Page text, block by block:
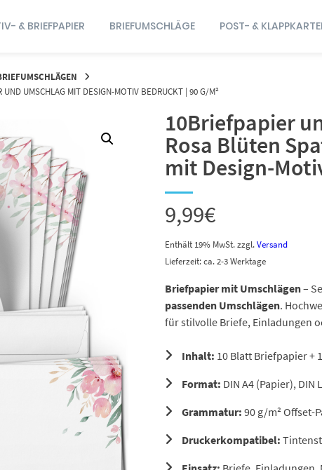
& BRIEFPAPIER BRIEFUMSCHLÄGE POST- &
UND UMSCHLAG MIT DESIGN-MOTIV BEDRUCKT | 90 G/M²
10Briefpapier
Rosa Blüten
mit Design-
9,99€
Enthält 19% MwSt.zzgl.Versand
Lieferzeit: ca. 2-3 Werktage
Briefpapier mit Umschlägen–
passenden Umschlägen.
für stilvolle Briefe, Einladungen
Inhalt: 10 Blatt Briefpapier +
Format: DIN A4 (Papier), DIN
Grammatur: 90 g/m² Offset-
Druckerkompatibel: